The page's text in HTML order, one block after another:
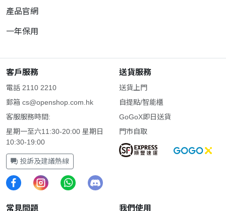
產品官網
一年保用
客戶服務
電話 2110 2210
郵箱 cs@openshop.com.hk
客服服務時間:
星期一至六11:30-20:00 星期日
10:30-19:00
投訴及建議熱線
送貨服務
送貨上門
自提點/智能櫃
GoGoX即日送貨
門市自取
常見問題 我們使用